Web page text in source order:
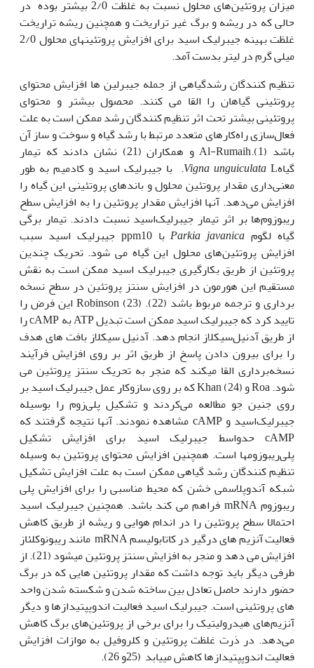
میزان پروتئین‌های محلول نسبت به غلظت 2/0 بیشتر بوده در
حالی که در ریشه و برگ غیر تراریخت و همچنین ریشه تراریخت
غلظت بهینه جیبرلیک اسید برای افزایش پروتئین‏های محلول 2/0
میلی گرم در لیتر بدست آمد.
تنظیم کنندگان رشدگیاهی از جمله جیبرلین ها افزایش محتوای
پروتئینی گیاهان را القا می کنند. محصول بیشتر و محتوای
پروتئینی بیشتر تحت اثر تنظیم کنندگان رشد ممکن است به علت
فعال‌سازی راه‌کارهای متعدد مرتبط با رشد گیاه و سوخت و ساز آن
باشد (1).Al-Rumaih و همکاران (21) نشان دادند که تیمار
گیاه Vigna unguiculataL. با جیبرلیک اسید و کادمیم به طور
معنی‌داری مقدار پروتئین محلول و باندهای پروتئینی این گیاه را
افزایش می‌دهد. آنها افزایش مقدار پروتئین را به افزایش سطح
ریبوزوم‌ها بر اثر تیمار جیبرلیک‌اسید نسبت دادند. تیمار برگی
گیاه لگوم Parkia javanica
با ppm10 جیبرلیک اسید سبب
افزایش پروتئین‌های محلول این گیاه می شود. تحریک چندین
پروتئین از طریق بکارگیری جیبرلیک اسید ممکن است به نقش
مستقیم این هورمون در افزایش سنتز پروتئین در سطح نسخه
برداری و ترجمه مربوط باشد (22). Robinson (23) این فرض را
تایید کرد که جیبرلیک اسید ممکن است تبدیل ATP به cAMP را
از طریق آدنیل‌سیکلاز انجام دهد. آدنیل سیکلاز بافت های هدف
را برای بیرون دادن پاسخ از طریق اثر بر روی افزایش فرآیند
نسخه‌برداری القا می‏کند که منجر به تحریک سنتز پروتئین می
شود. Roa و Khan (24) که بر روی سازوکار عمل جیبرلیک اسید بر
روی جنین جو مطالعه می‌کردند و تشکیل پلی‌زوم را بوسیله
جیبرلیک‌اسید و cAMP مشاهده نمودند. آنها نتیجه گرفتند که
cAMP حدواسط جیبرلیک اسید برای افزایش تشکیل
پلی‌ریبوزوم‏ها است. همچنین افزایش محتوای پروتئین به وسیله
تنظیم کنندگان رشد گیاهی ممکن است به علت افزایش تشکیل
شبکه آندوپلاسمی خشن که محیط مناسبی را برای افزایش پلی
ریبوزوم mRNA فراهم می کند باشد. همچنین جیبرلیک اسید
احتمالا سطح پروتئین را در اندام هوایی و ریشه از طریق کاهش
فعالیت آنزیم های درگیر در کاتابولیسم mRNA مانند ریبونوکلئاز
افزایش می دهد و منجر به افزایش سنتز پروتئین می‏شود (21). از
طرفی دیگر باید توجه داشت که مقدار پروتئین هایی که در برگ
حضور دارند حاصل تعادل بین ساخته‌ شدن و شکسته شدن واحد
های پروتئینی است. جیبرلیک اسید فعالیت اندوپپتیدازها و دیگر
آنزیم‌های هیدرولیتیک را برای برخی از پروتئین‌های برگ کاهش
می‌دهد. در ذرت غلظت پروتئین و کلروفیل به موازات افزایش
فعالیت اندوپپتیدازها کاهش می‏یابد (25و 26).